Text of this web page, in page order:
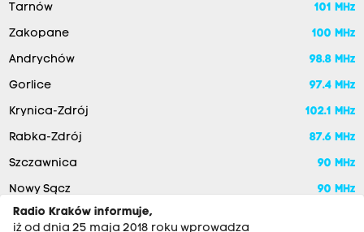
Tarnów 101 MHz
Zakopane 100 MHz
Andrychów 98.8 MHz
Gorlice 97.4 MHz
Krynica-Zdrój 102.1 MHz
Rabka-Zdrój 87.6 MHz
Szczawnica 90 MHz
Nowy Sącz 90 MHz
Radio Kraków informuje,
iż od dnia 25 maja 2018 roku wprowadza